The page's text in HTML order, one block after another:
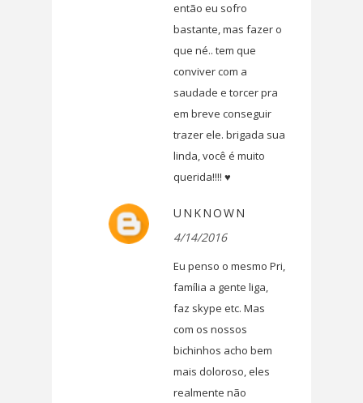
então eu sofro
bastante, mas fazer o
que né.. tem que
conviver com a
saudade e torcer pra
em breve conseguir
trazer ele. brigada sua
linda, você é muito
querida!!!! ♥
UNKNOWN
4/14/2016
Eu penso o mesmo Pri,
família a gente liga,
faz skype etc. Mas
com os nossos
bichinhos acho bem
mais doloroso, eles
realmente não